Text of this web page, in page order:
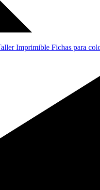
Imprimible Fichas para